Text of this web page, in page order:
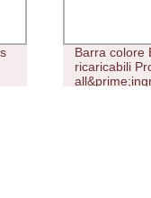
Waspe 15K
Distributori